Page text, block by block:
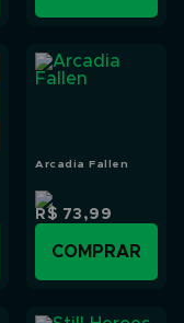
Arcadia Fallen
R$ 73,99
COMPRAR